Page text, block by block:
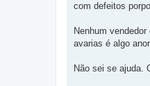
a
m
com defeitos
Nenhum
avarias é algo
Não sei se ajuda.